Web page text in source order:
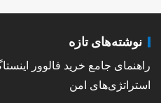
نوشته‌های تازه
راهنمای جامع خرید فالوور
استراتژی‌های امن